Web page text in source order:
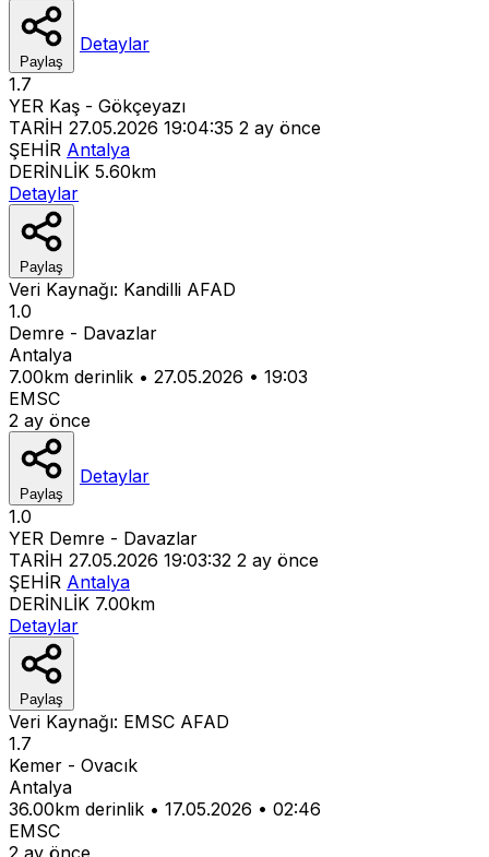
Paylaş
Detaylar
1.7
YER Kaş - Gökçeyazı
TARİH 27.05.2026 19:04:35 2 ay önce
ŞEHİR Antalya
DERİNLİK 5.60km
Detaylar
Paylaş
Veri Kaynağı: Kandilli AFAD
1.0
Demre - Davazlar
Antalya
7.00km derinlik • 27.05.2026 • 19:03
EMSC
2 ay önce
Paylaş
Detaylar
1.0
YER Demre - Davazlar
TARİH 27.05.2026 19:03:32 2 ay önce
ŞEHİR Antalya
DERİNLİK 7.00km
Detaylar
Paylaş
Veri Kaynağı: EMSC AFAD
1.7
Kemer - Ovacık
Antalya
36.00km derinlik • 17.05.2026 • 02:46
EMSC
2 ay önce